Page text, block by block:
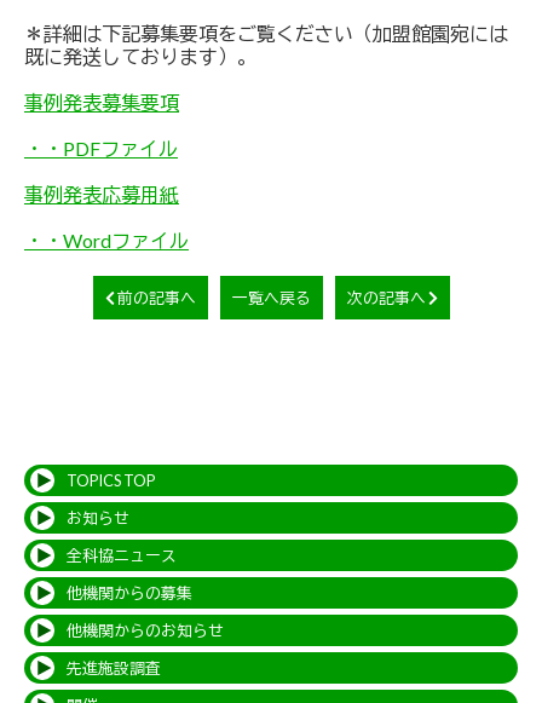
＊詳細は下記募集要項をご覧ください（加盟館園宛には
既に発送しております）。
事例発表募集要項
・・PDFファイル
事例発表応募用紙
・・Wordファイル
前の記事へ 一覧へ戻る 次の記事へ
TOPICS TOP
お知らせ
全科協ニュース
他機関からの募集
他機関からのお知らせ
先進施設調査